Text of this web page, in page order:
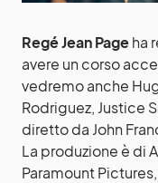
Regé Jean Pageha
avere un corso
vedremo anche
Rodriguez, Justice
diretto da John
La produzione è di
Paramount